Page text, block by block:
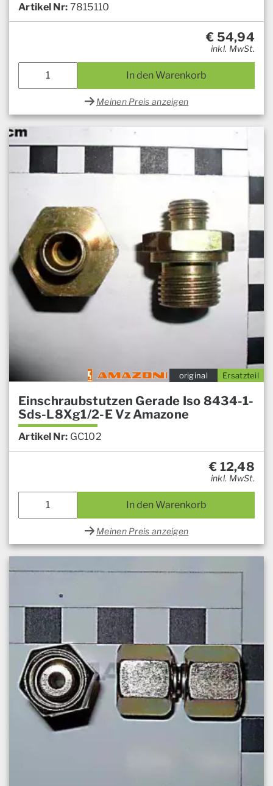
Artikel Nr: 7815110
€ 54,94
inkl. MwSt.
In den Warenkorb
Meinen Preis anzeigen
Ersatzteil
original
Einschraubstutzen Gerade Iso 8434-1-
Sds-L8Xg1/2-E Vz Amazone
Artikel Nr: GC102
€ 12,48
inkl. MwSt.
In den Warenkorb
Meinen Preis anzeigen